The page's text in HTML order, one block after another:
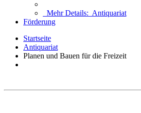
Mehr Details: Antiquariat
Förderung
Startseite
Antiquariat
Planen und Bauen für die Freizeit